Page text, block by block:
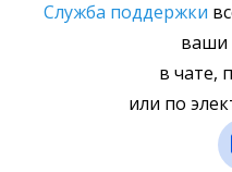
Служба поддержки
ваши
в чате,
или по